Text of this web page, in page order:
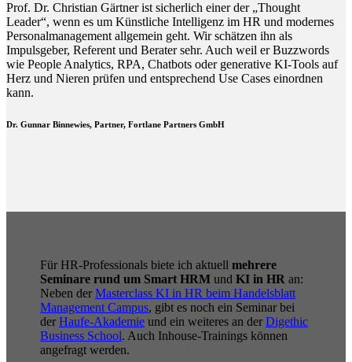
Prof. Dr. Christian Gärtner ist sicherlich einer der „Thought
Leader“, wenn es um Künstliche Intelligenz im HR und modernes
Personalmanagement allgemein geht. Wir schätzen ihn als
Impulsgeber, Referent und Berater sehr. Auch weil er Buzzwords
wie People Analytics, RPA, Chatbots oder generative KI-Tools auf
Herz und Nieren prüfen und entsprechend Use Cases einordnen
kann.
Dr. Gunnar Binnewies, Partner, Fortlane Partners GmbH
Für HR-Professionals biete ich aktuellmehrere
Seminare rund um Smart HRM undKI in HR an:
Neben derMasterclass KI in HR beim Handelsblatt
Management Campus, gibt es noch ein Seminar bei
derHaufe-Akademie und ein weiteres an derDigethic
Business School. Auch Inhouse-Trainings können
angefragt werden.